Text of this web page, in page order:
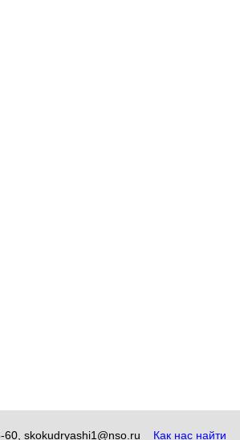
60, skokudryashi1@nso.ru Как нас найти